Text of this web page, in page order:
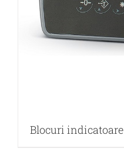
Blocuri indicatoare